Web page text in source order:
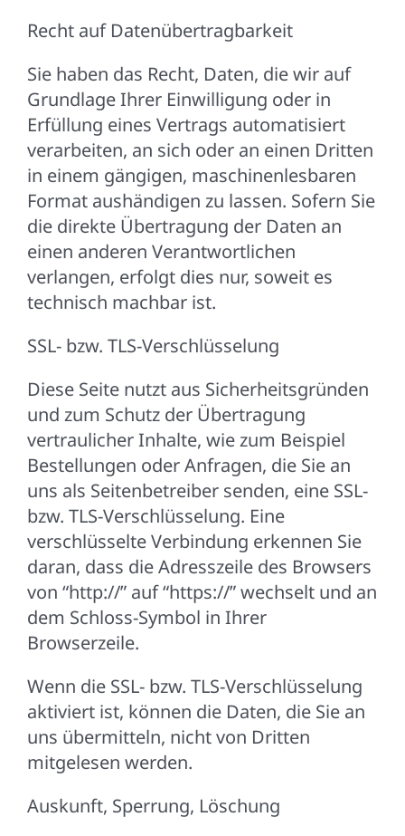
Recht auf Datenübertragbarkeit
Sie haben das Recht, Daten, die wir auf
Grundlage Ihrer Einwilligung oder in
Erfüllung eines Vertrags automatisiert
verarbeiten, an sich oder an einen Dritten
in einem gängigen, maschinenlesbaren
Format aushändigen zu lassen. Sofern Sie
die direkte Übertragung der Daten an
einen anderen Verantwortlichen
verlangen, erfolgt dies nur, soweit es
technisch machbar ist.
SSL- bzw. TLS-Verschlüsselung
Diese Seite nutzt aus Sicherheitsgründen
und zum Schutz der Übertragung
vertraulicher Inhalte, wie zum Beispiel
Bestellungen oder Anfragen, die Sie an
uns als Seitenbetreiber senden, eine SSL-
bzw. TLS-Verschlüsselung. Eine
verschlüsselte Verbindung erkennen Sie
daran, dass die Adresszeile des Browsers
von “http://” auf “https://” wechselt und an
dem Schloss-Symbol in Ihrer
Browserzeile.
Wenn die SSL- bzw. TLS-Verschlüsselung
aktiviert ist, können die Daten, die Sie an
uns übermitteln, nicht von Dritten
mitgelesen werden.
Auskunft, Sperrung, Löschung